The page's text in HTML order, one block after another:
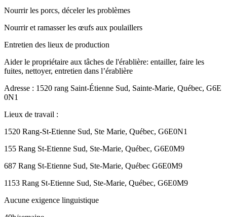
Nourrir les porcs, déceler les problèmes
Nourrir et ramasser les œufs aux poulaillers
Entretien des lieux de production
Aider le propriétaire aux tâches de l'érablière: entailler, faire les
fuites, nettoyer, entretien dans l’érablière
Adresse : 1520 rang Saint-Étienne Sud, Sainte-Marie, Québec, G6E
0N1
Lieux de travail :
1520 Rang-St-Etienne Sud, Ste Marie, Québec, G6E0N1
155 Rang St-Etienne Sud, Ste-Marie, Québec, G6E0M9
687 Rang St-Etienne Sud, Ste-Marie, Québec G6E0M9
1153 Rang St-Etienne Sud, Ste-Marie, Québec, G6E0M9
Aucune exigence linguistique